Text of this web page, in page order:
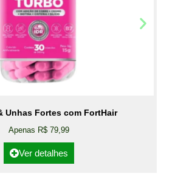
Unhas Fortes com FortHair
Apenas R$ 79,99
Ver detalhes